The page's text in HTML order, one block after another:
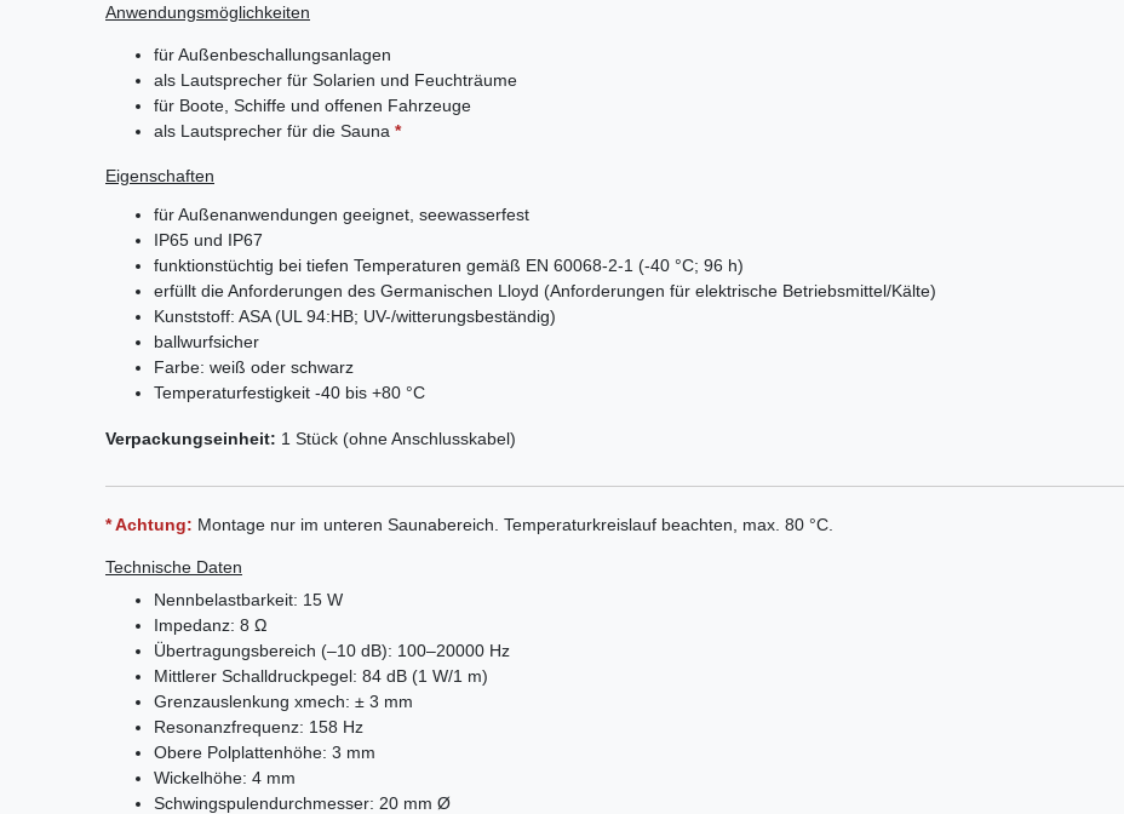
Anwendungsmöglichkeiten
für Außenbeschallungsanlagen
als Lautsprecher für Solarien und Feuchträume
für Boote, Schiffe und offenen Fahrzeuge
als Lautsprecher für die Sauna *
Eigenschaften
für Außenanwendungen geeignet, seewasserfest
IP65 und IP67
funktionstüchtig bei tiefen Temperaturen gemäß EN 60068-2-1 (-40 °C; 96 h)
erfüllt die Anforderungen des Germanischen Lloyd (Anforderungen für elektrische Betriebsmittel/Kälte)
Kunststoff: ASA (UL 94:HB; UV-/witterungs­beständig)
ballwurfsicher
Farbe: weiß oder schwarz
Temperaturfestigkeit -40 bis +80 °C
Verpackungseinheit: 1 Stück (ohne Anschlusskabel)
* Achtung: Montage nur im unteren Saunabereich. Temperaturkreislauf beachten, max. 80 °C.
Technische Daten
Nennbelastbarkeit: 15 W
Impedanz: 8 Ω
Übertragungsbereich (–10 dB): 100–20000 Hz
Mittlerer Schalldruckpegel: 84 dB (1 W/1 m)
Grenzauslenkung xmech: ± 3 mm
Resonanzfrequenz: 158 Hz
Obere Polplattenhöhe: 3 mm
Wickelhöhe: 4 mm
Schwingspulendurchmesser: 20 mm Ø